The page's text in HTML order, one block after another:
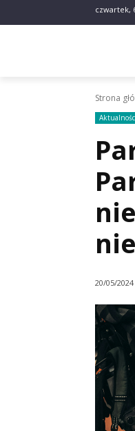
czwartek,
Strona
20/05/2024